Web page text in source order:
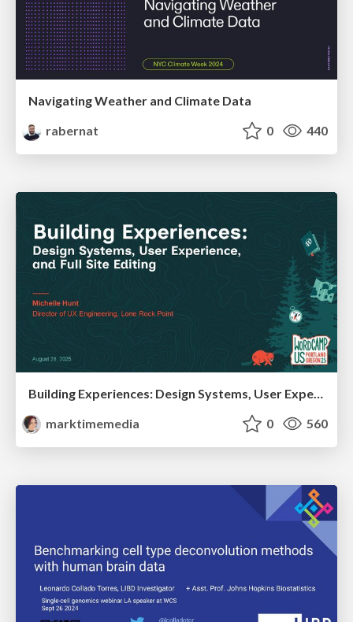
Navigating Weather and Climate Data
rabernat
0 440
Building Experiences: Design Systems, User Experience, and Full Site Editing
marktimemedia
0 560